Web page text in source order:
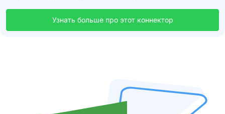
Узнать больше про этот коннектор